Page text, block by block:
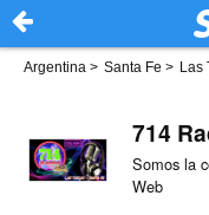
Argentina > Santa Fe > Las
714
Somos la
Web